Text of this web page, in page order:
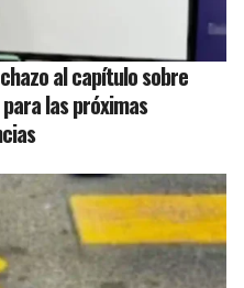
al capítulo sobre
las próximas